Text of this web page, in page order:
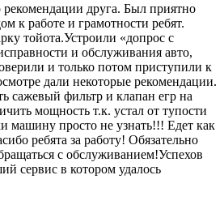
рекомендации друга. Был приятно
к работе и грамотности ребят.
тойота.Устроили «допрос с
и обслуживания авто,
и только потом приступили к
дали некоторые рекомендации.
сажевый фильтр и клапан егр на
мощность т.к. устал от тупости
машину просто не узнать!!! Едет как
ребята за работу! Обязательно
с обслуживанием!Успехов
сервис в котором удалось